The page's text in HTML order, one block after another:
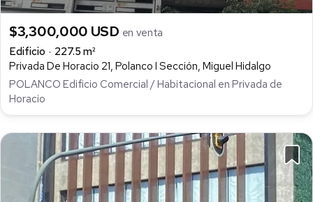
$3,300,000 USD en venta
Edificio
227.5 m²
Privada De Horacio 21, Polanco I Sección, Miguel Hidalgo
POLANCO Edificio Comercial / Habitacional en Privada de
Horacio